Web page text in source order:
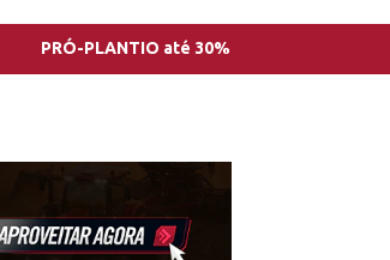
PRÓ-PLANTIO até 30%